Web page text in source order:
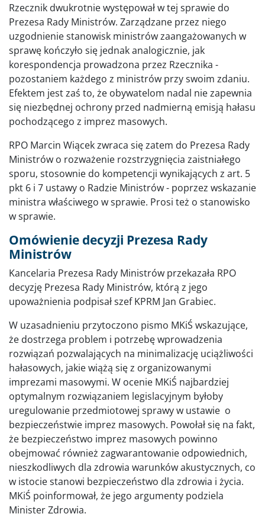
Rzecznik dwukrotnie występował w tej sprawie do
Prezesa Rady Ministrów. Zarządzane przez niego
uzgodnienie stanowisk ministrów zaangażowanych w
sprawę kończyło się jednak analogicznie, jak
korespondencja prowadzona przez Rzecznika -
pozostaniem każdego z ministrów przy swoim zdaniu.
Efektem jest zaś to, że obywatelom nadal nie zapewnia
się niezbędnej ochrony przed nadmierną emisją hałasu
pochodzącego z imprez masowych.
RPO Marcin Wiącek zwraca się zatem do Prezesa Rady
Ministrów o rozważenie rozstrzygnięcia zaistniałego
sporu, stosownie do kompetencji wynikających z art. 5
pkt 6 i 7 ustawy o Radzie Ministrów - poprzez wskazanie
ministra właściwego w sprawie. Prosi też o stanowisko
w sprawie.
Omówienie decyzji Prezesa Rady
Ministrów
Kancelaria Prezesa Rady Ministrów przekazała RPO
decyzję Prezesa Rady Ministrów, którą z jego
upoważnienia podpisał szef KPRM Jan Grabiec.
W uzasadnieniu przytoczono pismo MKiŚ wskazujące,
że dostrzega problem i potrzebę wprowadzenia
rozwiązań pozwalających na minimalizację uciążliwości
hałasowych, jakie wiążą się z organizowanymi
imprezami masowymi. W ocenie MKiŚ najbardziej
optymalnym rozwiązaniem legislacyjnym byłoby
uregulowanie przedmiotowej sprawy w ustawie o
bezpieczeństwie imprez masowych. Powołał się na fakt,
że bezpieczeństwo imprez masowych powinno
obejmować również zagwarantowanie odpowiednich,
nieszkodliwych dla zdrowia warunków akustycznych, co
w istocie stanowi bezpieczeństwo dla zdrowia i życia.
MKiŚ poinformował, że jego argumenty podziela
Minister Zdrowia.